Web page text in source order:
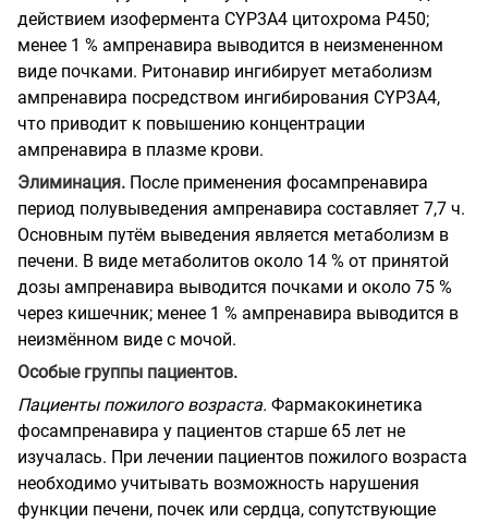
действием изофермента CYP3A4 цитохрома Р450;
менее 1 % ампренавира выводится в неизмененном
виде почками. Ритонавир ингибирует метаболизм
ампренавира посредством ингибирования CYP3A4,
что приводит к повышению концентрации
ампренавира в плазме крови.
Элиминация. После применения фосампренавира
период полувыведения ампренавира составляет 7,7 ч.
Основным путём выведения является метаболизм в
печени. В виде метаболитов около 14 % от принятой
дозы ампренавира выводится почками и около 75 %
через кишечник; менее 1 % ампренавира выводится в
неизмённом виде с мочой.
Особые группы пациентов.
Пациенты пожилого возраста. Фармакокинетика
фосампренавира у пациентов старше 65 лет не
изучалась. При лечении пациентов пожилого возраста
необходимо учитывать возможность нарушения
функции печени, почек или сердца, сопутствующие